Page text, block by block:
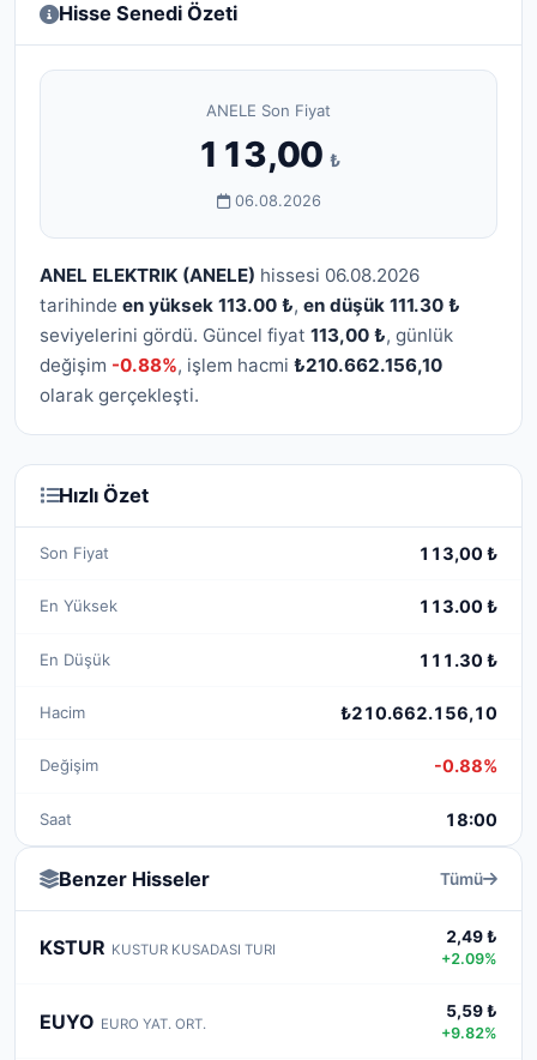
Hisse Senedi Özeti
ANELE Son Fiyat
113,00₺
06.08.2026
ANEL ELEKTRIK (ANELE) hissesi 06.08.2026
tarihinde en yüksek 113.00 ₺, en düşük 111.30 ₺
seviyelerini gördü. Güncel fiyat 113,00 ₺, günlük
değişim -0.88%, işlem hacmi ₺210.662.156,10
olarak gerçekleşti.
Hızlı Özet
Son Fiyat 113,00 ₺
En Yüksek 113.00 ₺
En Düşük 111.30 ₺
Hacim ₺210.662.156,10
Değişim -0.88%
Saat 18:00
Benzer Hisseler Tümü
KSTUR KUSTUR KUSADASI TURI
2,49 ₺
+2.09%
EUYO EURO YAT. ORT.
5,59 ₺
+9.82%